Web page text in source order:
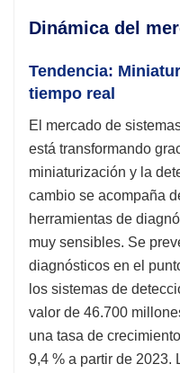
Dinámica del
Tendencia:
tiempo real
El mercado de
está transformando
miniaturización y la
cambio se acompaña
herramientas de
muy sensibles. Se
diagnósticos en el
los sistemas de
valor de 46.700
una tasa de
9,4 % a partir de 2023.